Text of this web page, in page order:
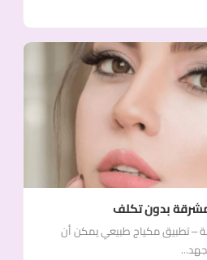
بدون تكلف
– تطبيق مكياج طبيعي يمكن أن